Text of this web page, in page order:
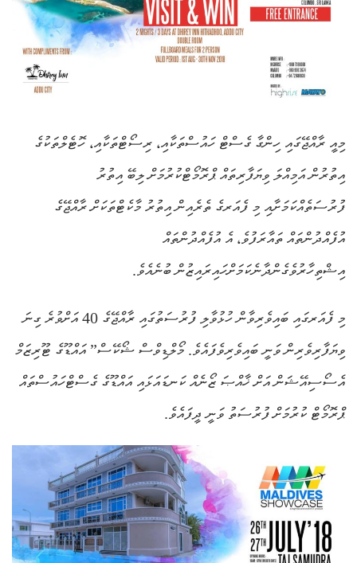
މިއީ ރާއްޖޭގައި ހިންގާ ގެސްޓް ހައުސްތަކާއި، ރިސޯޓްތަކާއި، ހޮޓެލްތަކުގެ
އިތުރުން އަމިއްލަ ވިޔަފާރިތައް ޕްރޮމޯޓްކުރުމަށް ލިބޭ އިތުރު
ފުރުސަތެއްކަމަށާއި މި ފެއަރގެ ތެރެއިން އިތުރު މާކެޓްތަކަށް ރާއްޖޭގެ
އުފެއްދުންތައް ތައާރަފުވެ، އެ އުފެއްދުންތައް
އިޝްތިހާރުވެގެންދާނެކަމަށްހައިރައިޒުން ބުނެއެވެ.
މި ފެއަރގައި ބައިވެރިވާން ހުޅުވާލި ފުރުސަތުގައި ރާއްޖޭގެ 40 އަށްވުރެ ގިނަ
ވިޔަފާރިވެރިން ވަނީ ބައިވެރިވެފައެވެ. މޯލްޑިވްސް ޝޯކޭސް” އައްޑޫގެ ޓޫރިޒަމް
އެސޯސިއޭޝަން އަށް ޚާއްޞަ ޒޯނެއް ކަނޑައަޅައި އައްޑޫގެ ގެސްޓްހައުސްތައް
ޕްރޮމޯޓް ކުރުމަށް ފުރުސަތު ވަނީ ދީފައެވެ.